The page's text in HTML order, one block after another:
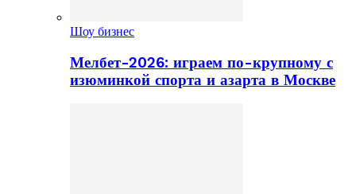
Шоу бизнес
Мелбет-2026: играем по-крупному с
изюминкой спорта и азарта в Москве